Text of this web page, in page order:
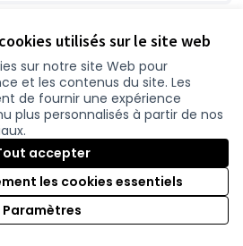
utilisés sur le site web
sur notre site Web pour
et les contenus du site. Les
de fournir une expérience
plus personnalisés à partir de nos
accepter
les cookies essentiels
Paramètres
Pornic